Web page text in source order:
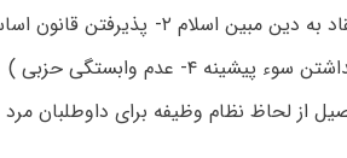
دارا بودن صلاحیت عمومی( ۱- اعتقاد به دین
از لحاظ نظام وظیفه برای داوطلبان مرد